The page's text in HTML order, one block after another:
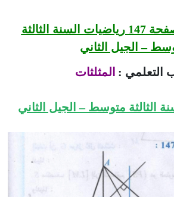
صفحة 147 رياضيات السنة الثالثة
– الجيل الثاني
التعلمي : المثلثات
الثالثة متوسط – الجيل الثاني